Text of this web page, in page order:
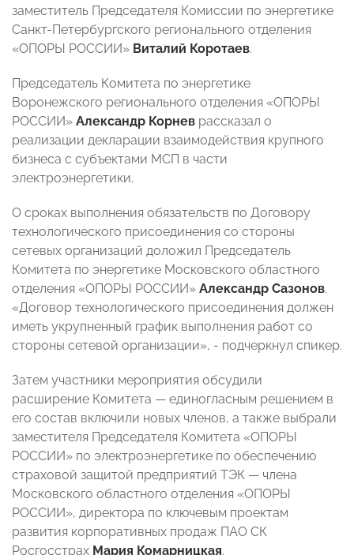
заместитель Председателя Комиссии по энергетике
Санкт-Петербургского регионального отделения
«ОПОРЫ РОССИИ» Виталий Коротаев.
Председатель Комитета по энергетике
Воронежского регионального отделения «ОПОРЫ
РОССИИ» Александр Корнев рассказал о
реализации декларации взаимодействия крупного
бизнеса с субъектами МСП в части
электроэнергетики.
О сроках выполнения обязательств по Договору
технологического присоединения со стороны
сетевых организаций доложил Председатель
Комитета по энергетике Московского областного
отделения «ОПОРЫ РОССИИ» Александр Сазонов.
«Договор технологического присоединения должен
иметь укрупненный график выполнения работ со
стороны сетевой организации», - подчеркнул спикер.
Затем участники мероприятия обсудили
расширение Комитета — единогласным решением в
его состав включили новых членов, а также выбрали
заместителя Председателя Комитета «ОПОРЫ
РОССИИ» по электроэнергетике по обеспечению
страховой защитой предприятий ТЭК — члена
Московского областного отделения «ОПОРЫ
РОССИИ», директора по ключевым проектам
развития корпоративных продаж ПАО СК
Росгосстрах Мария Комарницкая.